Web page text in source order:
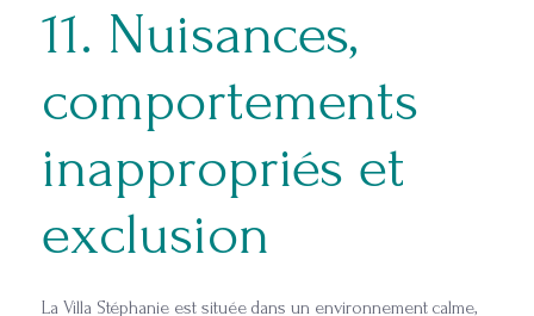
11. Nuisances,
comportements
inappropriés et
exclusion
La Villa Stéphanie est située dans un environnement calme,